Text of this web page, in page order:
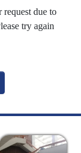
due to
try again